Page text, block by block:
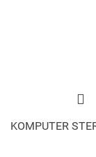
KOMPUTER